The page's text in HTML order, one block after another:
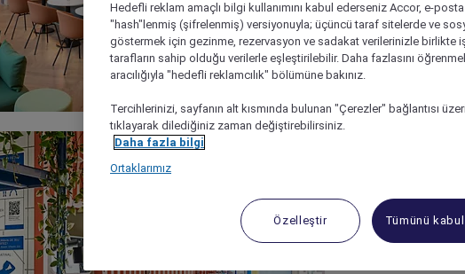
Hedefli reklam amaçlı bilgi kullanımını kabul ederseniz Accor, e-
"hash"lenmiş (şifrelenmiş) versiyonuyla; üçüncü taraf sitelerde ve
göstermek için gezinme, rezervasyon ve sadakat verilerinizle birlikte
tarafların sahip olduğu verilerle eşleştirilebilir. Daha fazlasını
aracılığıyla "hedefli reklamcılık" bölümüne bakınız.
Tercihlerinizi, sayfanın alt kısmında bulunan "Çerezler" bağlantısı
tıklayarak dilediğiniz zaman değiştirebilirsiniz.
Daha fazla bilgi
Ortaklarımız
Özelleştir Tümünü